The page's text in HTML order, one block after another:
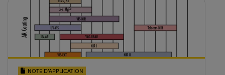
NOTE D’APPLICATION